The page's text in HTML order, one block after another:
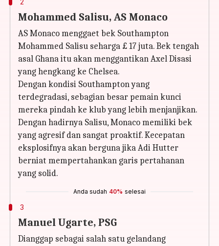
2
Mohammed Salisu, AS Monaco
AS Monaco menggaet bek Southampton
Mohammed Salisu seharga £ 17 juta. Bek tengah
asal Ghana itu akan menggantikan Axel Disasi
yang hengkang ke Chelsea.
Dengan kondisi Southampton yang
terdegradasi, sebagian besar pemain kunci
mereka pindah ke klub yang lebih menjanjikan.
Dengan hadirnya Salisu, Monaco memiliki bek
yang agresif dan sangat proaktif. Kecepatan
eksplosifnya akan berguna jika Adi Hutter
berniat mempertahankan garis pertahanan
yang solid.
Anda sudah 40% selesai
3
Manuel Ugarte, PSG
Dianggap sebagai salah satu gelandang